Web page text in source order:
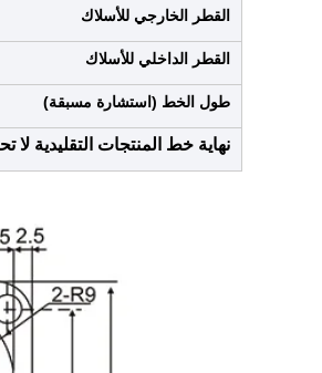
القطر الخارجي للأسلاك
القطر الداخلي للأسلاك
طول الخط (استشارة مسبقة)
نهاية خط المنتجات التقليدية